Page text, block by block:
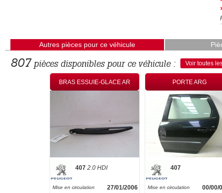
Autres pièces pour ce véhicule
807 pièces disponibles pour ce véhicule : Voir toutes
BRAS ESSUIE-GLACE AR
407 2.0 HDI
Mise en circulation 27/01/2006
PORTE ARG
407
Mise en circulation 00/00/